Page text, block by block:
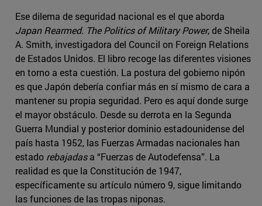
Ese dilema de seguridad nacional es el que aborda
Japan Rearmed. The Politics of Military Power, de Sheila
A. Smith, investigadora del Council on Foreign Relations
de Estados Unidos. El libro recoge las diferentes visiones
en torno a esta cuestión. La postura del gobierno nipón
es que Japón debería confiar más en sí mismo de cara a
mantener su propia seguridad. Pero es aquí donde surge
el mayor obstáculo. Desde su derrota en la Segunda
Guerra Mundial y posterior dominio estadounidense del
país hasta 1952, las Fuerzas Armadas nacionales han
estado rebajadasa “Fuerzas de Autodefensa”. La
realidad es que la Constitución de 1947,
específicamente su artículo número 9, sigue limitando
las funciones de las tropas niponas.